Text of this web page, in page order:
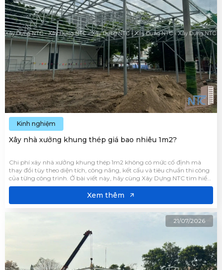
Kinh nghiệm
Xây nhà xưởng khung thép giá bao nhiêu 1m2?
Chi phí xây nhà xưởng khung thép 1m2 không có mức cố định mà
thay đổi tùy theo diện tích, công năng, kết cấu và tiêu chuẩn thi công
của từng công trình. Ở bài viết này, hãy cùng Xây Dựng NTC tìm hiểu
chi tiết về các yếu tố ảnh hưởng đến đơn giá, mức chi phí tham khảo
của loại hình nhà xưởng này.Xem thêm
21/07/2026